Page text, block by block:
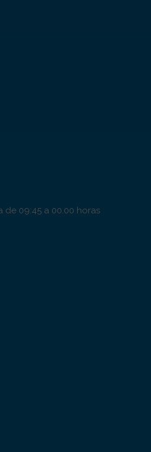
de 09:45 a 00.00 horas